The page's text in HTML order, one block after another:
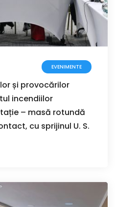
EVENIMENTE
și provocărilor
incendiilor
– masă rotundă
cu sprijinul U. S.